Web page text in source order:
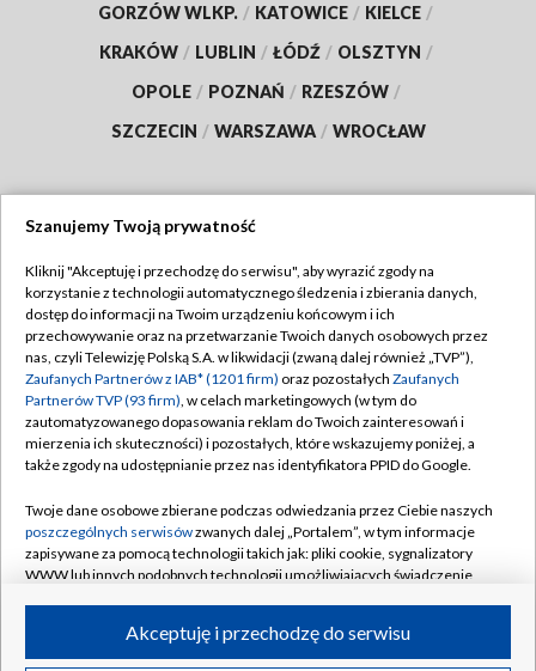
GORZÓW WLKP. / KATOWICE / KIELCE /
KRAKÓW / LUBLIN / ŁÓDŹ / OLSZTYN /
OPOLE / POZNAŃ / RZESZÓW /
SZCZECIN / WARSZAWA / WROCŁAW
TVP
Abonament TVP
Emisja w TVP
Centrum informacji TVP
Naziemna Telewizja Cyfrowa
Rada Programowa
System NOS
Informacje o nadawcy
Program dla prasy
Regulamin TVP
Polityka prywatności
Moje zgody
Pomoc
Kontakt
Kanały
Szanujemy Twoją prywatność
Kliknij "Akceptuję i przechodzę do serwisu", aby wyrazić zgody na
korzystanie z technologii automatycznego śledzenia i zbierania danych,
dostęp do informacji na Twoim urządzeniu końcowym i ich
przechowywanie oraz na przetwarzanie Twoich danych osobowych przez
nas, czyli Telewizję Polską S.A. w likwidacji (zwaną dalej również „TVP”),
Zaufanych Partnerów z IAB* (1201 firm) oraz pozostałych Zaufanych
Partnerów TVP (93 firm), w celach marketingowych (w tym do
zautomatyzowanego dopasowania reklam do Twoich zainteresowań i
mierzenia ich skuteczności) i pozostałych, które wskazujemy poniżej, a
także zgody na udostępnianie przez nas identyfikatora PPID do Google.
Twoje dane osobowe zbierane podczas odwiedzania przez Ciebie naszych
poszczególnych serwisówzwanych dalej „Portalem”, w tym informacje
zapisywane za pomocą technologii takich jak: pliki cookie, sygnalizatory
WWW lub innych podobnych technologii umożliwiających świadczenie
ruchu w Internecie.Akceptuję i przechodzę do serwisu